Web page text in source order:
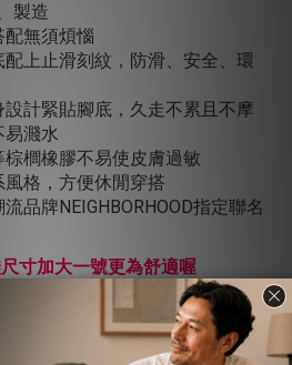
製造
無須煩惱
上止滑刻紋，防滑、安全、環
計緊貼腳底，久走不累且不摩
易濺水
櫚橡膠不易使皮膚過敏
格，方便休閒穿搭
品牌NEIGHBORHOOD指定聯名
寸加大一號更為舒適喔